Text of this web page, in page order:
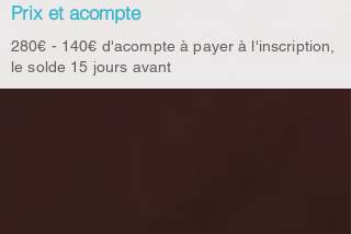
Prix et acompte
280€ - 140€ d'acompte à payer à l'inscription,
le solde 15 jours avant